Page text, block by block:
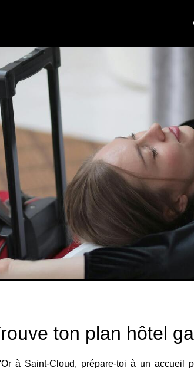
ton plan hôtel
à Saint-Cloud, prépare-toi à un accueil